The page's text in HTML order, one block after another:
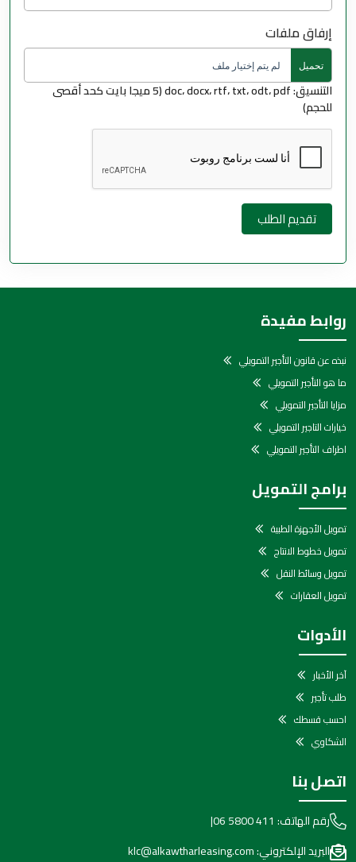
إرفاق ملفات
تحميل لم يتم إختيار ملف
File
التنسيق: doc، docx، rtf، txt، odt، pdf (5 ميجا بايت كحد أقصى
للحجم)
تقديم الطلب
روابط مفيدة
نبذه عن قانون التأجير التمويلي
ما هو التأجير التمويلي
مزايا التأجير التمويلي
خيارات التاجير التمويلي
اطراف التأجير التمويلي
برامج التمويل
تمويل الأجهزة الطبية
تمويل خطوط الانتاج
تمويل وسائط النقل
تمويل العقارات
الأدوات
آخر الأخبار
طلب تأجير
احسب قسطك
الشكاوي
اتصل بنا
رقم الهاتف: 06 5800 411
|
البريد الإلكتروني:klc@alkawtharleasing.com